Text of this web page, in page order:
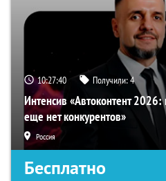
10:27:39 Получили:4
Интенсив «Автоконтент 2026:
еще нет конкурентов»
Россия
Бесплатно